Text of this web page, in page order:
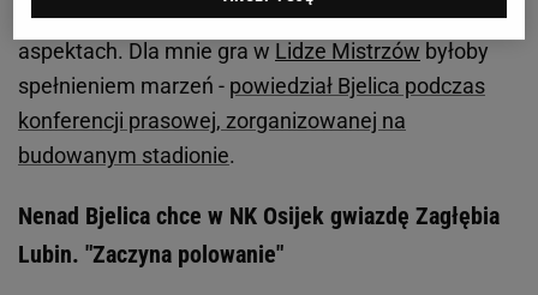
ufam. Osijek to ambitny klub, co widać w wielu
aspektach. Dla mnie gra w Lidze Mistrzów byłoby
spełnieniem marzeń - powiedział Bjelica podczas
konferencji prasowej, zorganizowanej na
budowanym stadionie.
Nenad Bjelica chce w NK Osijek gwiazdę Zagłębia
Lubin. "Zaczyna polowanie"